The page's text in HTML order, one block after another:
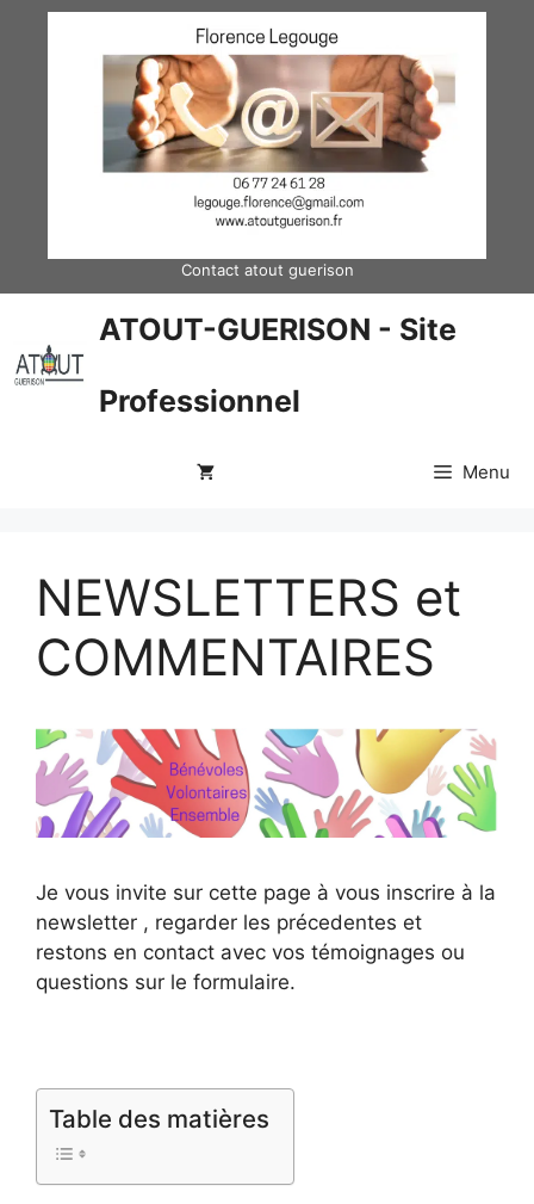
Contact atout guerison
ATOUT-GUERISON - Site
Professionnel
Menu
NEWSLETTERS et
COMMENTAIRES
Je vous invite sur cette page à vous inscrire à la
newsletter , regarder les précedentes et
restons en contact avec vos témoignages ou
questions sur le formulaire.
Table des matières